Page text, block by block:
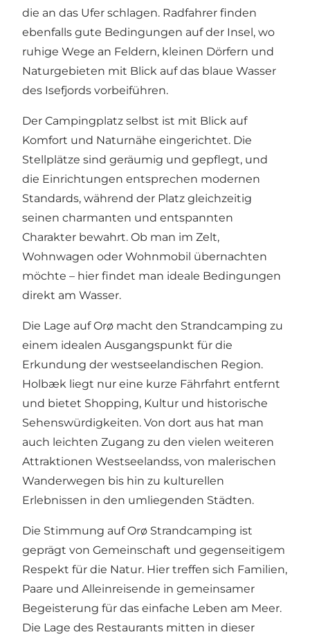
die an das Ufer schlagen. Radfahrer finden
ebenfalls gute Bedingungen auf der Insel, wo
ruhige Wege an Feldern, kleinen Dörfern und
Naturgebieten mit Blick auf das blaue Wasser
des Isefjords vorbeiführen.
Der Campingplatz selbst ist mit Blick auf
Komfort und Naturnähe eingerichtet. Die
Stellplätze sind geräumig und gepflegt, und
die Einrichtungen entsprechen modernen
Standards, während der Platz gleichzeitig
seinen charmanten und entspannten
Charakter bewahrt. Ob man im Zelt,
Wohnwagen oder Wohnmobil übernachten
möchte – hier findet man ideale Bedingungen
direkt am Wasser.
Die Lage auf Orø macht den Strandcamping zu
einem idealen Ausgangspunkt für die
Erkundung der westseelandischen Region.
Holbæk liegt nur eine kurze Fährfahrt entfernt
und bietet Shopping, Kultur und historische
Sehenswürdigkeiten. Von dort aus hat man
auch leichten Zugang zu den vielen weiteren
Attraktionen Westseelandss, von malerischen
Wanderwegen bis hin zu kulturellen
Erlebnissen in den umliegenden Städten.
Die Stimmung auf Orø Strandcamping ist
geprägt von Gemeinschaft und gegenseitigem
Respekt für die Natur. Hier treffen sich Familien,
Paare und Alleinreisende in gemeinsamer
Begeisterung für das einfache Leben am Meer.
Die Lage des Restaurants mitten in dieser